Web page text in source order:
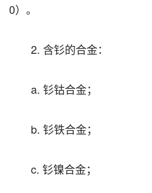
0）。
2. 含钐的合金：
a. 钐钴合金；
b. 钐铁合金；
c. 钐镍合金；